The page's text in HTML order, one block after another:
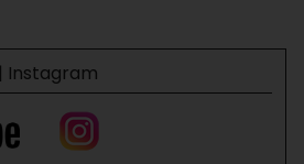
Instagram